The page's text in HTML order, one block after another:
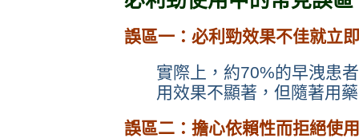
誤區一：必利勁效果不佳就立
實際上，約70%的早洩患者
用效果不顯著，但隨著用
誤區二：擔心依賴性而拒絕使用